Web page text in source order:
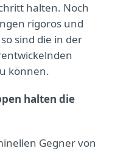
halten. Noch
rigoros und
sind die in der
können.
halten die
Gegner von